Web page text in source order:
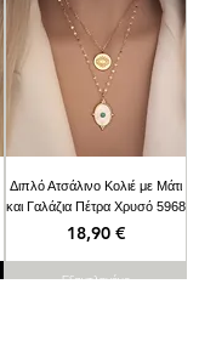
Διπλό Ατσάλινο Κολιέ με Μάτι
και Γαλάζια Πέτρα Χρυσό 5968
Τιμή
18,90 €
Εξαντλημένο